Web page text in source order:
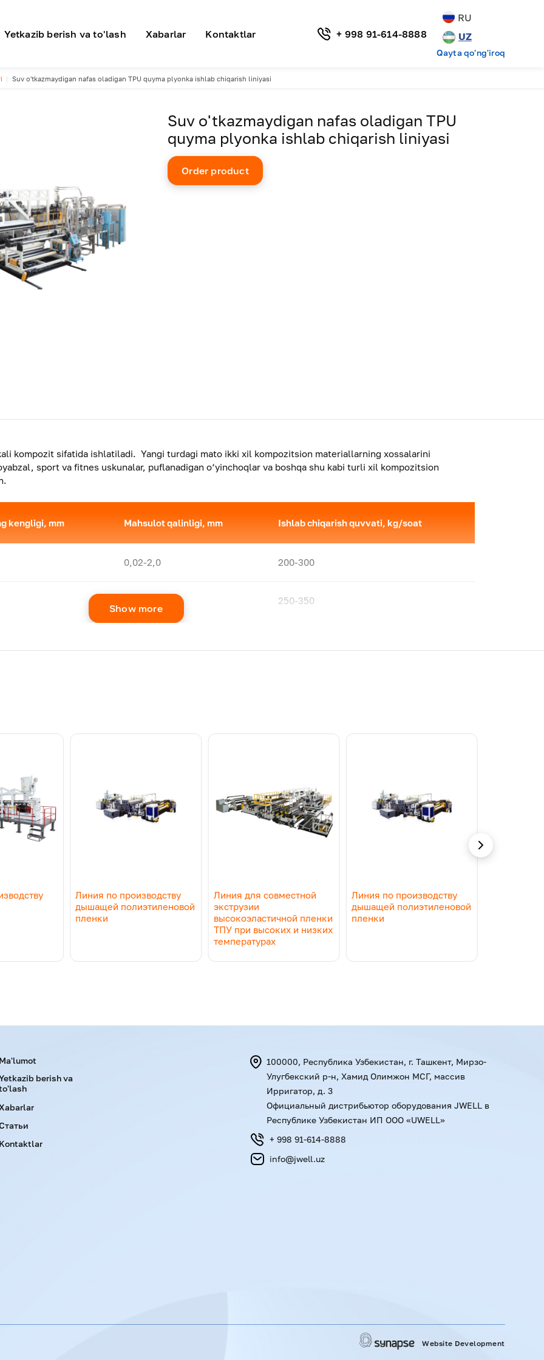
навигация
Yetkazib berish va to'lash Xabarlar Kontaktlar + 998 91-614-8888
RU
UZ
Qayta qo'ng'iroq
Suv o'tkazmaydigan nafas oladigan TPU quyma plyonka ishlab chiqarish liniyasi
Suv o'tkazmaydigan nafas oladigan TPU
quyma plyonka ishlab chiqarish liniyasi
Order product
kompozit sifatida ishlatiladi. Yangi turdagi mato ikki xil kompozitsion materiallarning xossalarini
sport va fitnes uskunalar, puflanadigan o‘yinchoqlar va boshqa shu kabi turli xil kompozitsion
kengligi, mm Mahsulot qalinligi, mm Ishlab chiqarish quvvati, kg/soat
0,02-2,0 200-300
250-350
Show more
Линия по производству
дышащей полиэтиленовой
пленки
Линия для совместной
экструзии
высокоэластичной пленки
ТПУ при высоких и низких
температурах
Линия по производству
дышащей полиэтиленовой
пленки
Menu footer
Ma'lumot
berish va
Kontaktlar
100000, Республика Узбекистан, г. Ташкент, Мирзо-
Улугбекский р-н, Хамид Олимжон МСГ, массив
Ирригатор, д. 3
Официальный дистрибьютор оборудования JWELL в
Республике Узбекистан ИП ООО «UWELL»
+ 998 91-614-8888
info@jwell.uz
Website Development